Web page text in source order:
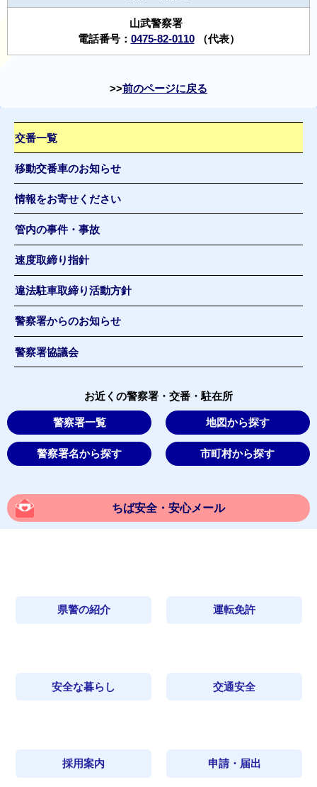
山武警察署
電話番号： 0475-82-0110（代表）
前のページに戻る
交番一覧
移動交番車のお知らせ
情報をお寄せください
管内の事件・事故
速度取締り指針
違法駐車取締り活動方針
警察署からのお知らせ
警察署協議会
お近くの警察署・交番・駐在所
警察署一覧 地図から探す
警察署名から探す 市町村から探す
ちば安全・安心メール
県警の紹介 運転免許
安全な暮らし 交通安全
採用案内 申請・届出